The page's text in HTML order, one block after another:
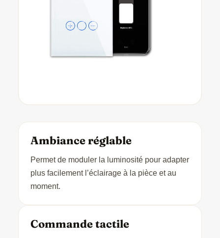
Ambiance réglable
Permet de moduler la luminosité pour adapter
plus facilement l’éclairage à la pièce et au
moment.
Commande tactile